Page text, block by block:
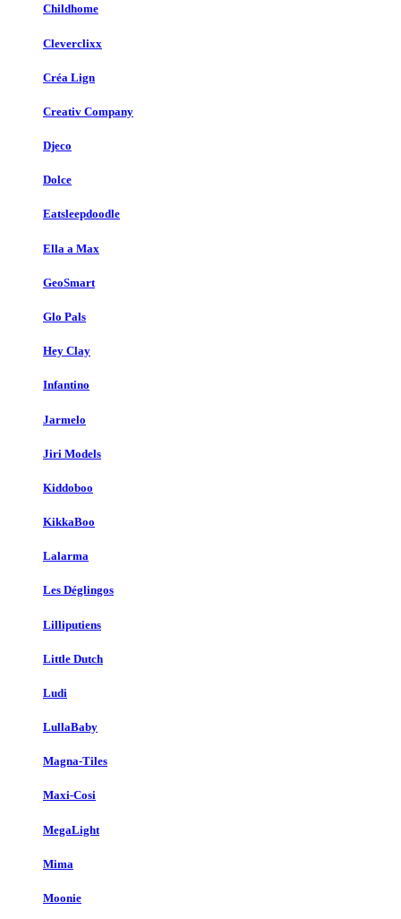
Childhome
Cleverclixx
Créa Lign
Creativ Company
Djeco
Dolce
Eatsleepdoodle
Ella a Max
GeoSmart
Glo Pals
Hey Clay
Infantino
Jarmelo
Jiri Models
Kiddoboo
KikkaBoo
Lalarma
Les Déglingos
Lilliputiens
Little Dutch
Ludi
LullaBaby
Magna-Tiles
Maxi-Cosi
MegaLight
Mima
Moonie